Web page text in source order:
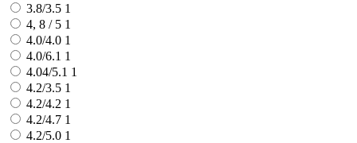
3.8/3.5 1
4, 8 / 5 1
4.0/4.0 1
4.0/6.1 1
4.04/5.1 1
4.2/3.5 1
4.2/4.2 1
4.2/4.7 1
4.2/5.0 1